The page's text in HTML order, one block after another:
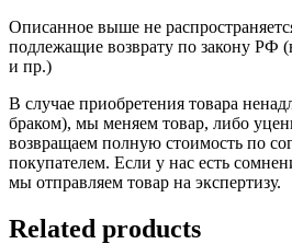
Описанное выше не
подлежащие возврату по закону РФ
и пр.)
В случае приобретения товара
браком), мы меняем товар, либо
возвращаем полную стоимость по
покупателем. Если у нас есть
мы отправляем товар на экспертизу.
Related products